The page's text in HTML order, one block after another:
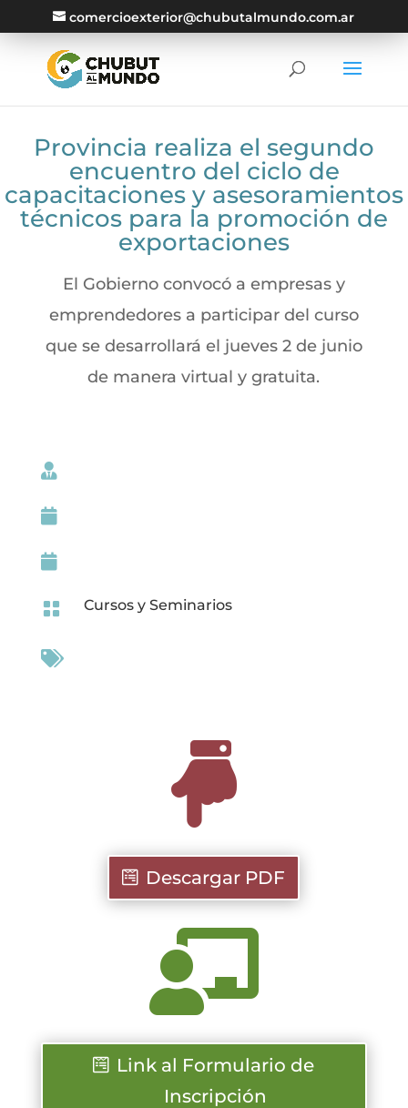
comercioexterior@chubutalmundo.com.ar
Provincia realiza el segundo
encuentro del ciclo de
capacitaciones y asesoramientos
técnicos para la promoción de
exportaciones
El Gobierno convocó a empresas y
emprendedores a participar del curso
que se desarrollará el jueves 2 de junio
de manera virtual y gratuita.



 Cursos y Seminarios


Descargar PDF

Link al Formulario de
Inscripción